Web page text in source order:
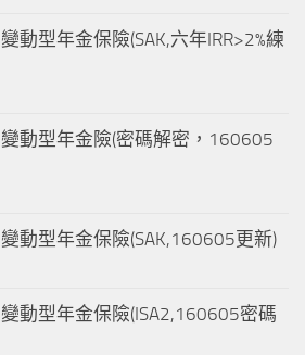
動型年金保險(SAK,六年IRR>2%練
動型年金險(密碼解密，160605
動型年金保險(SAK,160605更新)
動型年金保險(ISA2,160605密碼